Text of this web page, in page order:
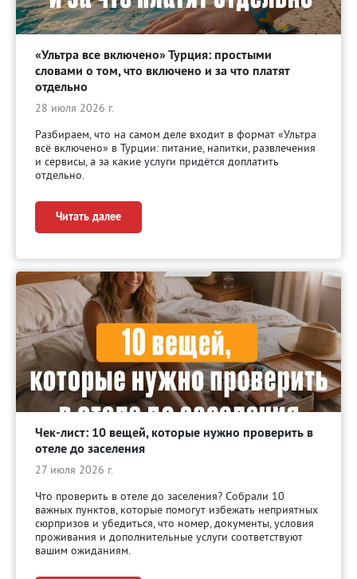
«Ультра все включено» Турция: простыми
словами о том, что включено и за что платят
отдельно
28 июля 2026 г.
Разбираем, что на самом деле входит в формат «Ультра
всё включено» в Турции: питание, напитки, развлечения
и сервисы, а за какие услуги придётся доплатить
отдельно.
Читать далее
Чек-лист: 10 вещей, которые нужно проверить в
отеле до заселения
27 июля 2026 г.
Что проверить в отеле до заселения? Собрали 10
важных пунктов, которые помогут избежать неприятных
сюрпризов и убедиться, что номер, документы, условия
проживания и дополнительные услуги соответствуют
вашим ожиданиям.